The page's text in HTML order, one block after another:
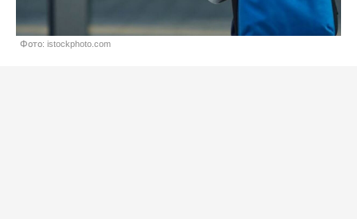
Фото: istockphoto.com